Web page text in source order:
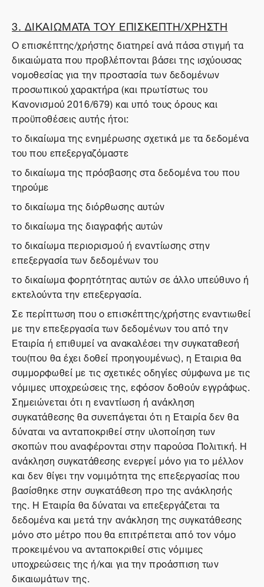
3. ΔΙΚΑΙΩΜΑΤΑ ΤΟΥ ΕΠΙΣΚΕΠΤΗ/ΧΡΗΣΤΗ
Ο επισκέπτης/χρήστης διατηρεί ανά πάσα στιγμή τα
δικαιώματα που προβλέπονται βάσει της ισχύουσας
νομοθεσίας για την προστασία των δεδομένων
προσωπικού χαρακτήρα (και πρωτίστως του
Κανονισμού 2016/679) και υπό τους όρους και
προϋποθέσεις αυτής ήτοι:
το δικαίωμα της ενημέρωσης σχετικά με τα δεδομένα
του που επεξεργαζόμαστε
το δικαίωμα της πρόσβασης στα δεδομένα του που
τηρούμε
το δικαίωμα της διόρθωσης αυτών
το δικαίωμα της διαγραφής αυτών
το δικαίωμα περιορισμού ή εναντίωσης στην
επεξεργασία των δεδομένων του
το δικαίωμα φορητότητας αυτών σε άλλο υπεύθυνο ή
εκτελούντα την επεξεργασία.
Σε περίπτωση που ο επισκέπτης/χρήστης εναντιωθεί
με την επεξεργασία των δεδομένων του από την
Εταιρία ή επιθυμεί να ανακαλέσει την συγκαταθεσή
του(που θα έχει δοθεί προηγουμένως), η Εταιρια θα
συμμορφωθεί με τις σχετικές οδηγίες σύμφωνα με τις
νόμιμες υποχρεώσεις της, εφόσον δοθούν εγγράφως.
Σημειώνεται ότι η εναντίωση ή ανάκληση
συγκατάθεσης θα συνεπάγεται ότι η Εταιρία δεν θα
δύναται να ανταποκριθεί στην υλοποίηση των
σκοπών που αναφέρονται στην παρούσα Πολιτική. Η
ανάκληση συγκατάθεσης ενεργεί μόνο για το μέλλον
και δεν θίγει την νομιμότητα της επεξεργασίας που
βασίσθηκε στην συγκατάθεση προ της ανάκλησής
της. Η Εταιρία θα δύναται να επεξεργάζεται τα
δεδομένα και μετά την ανάκληση της συγκατάθεσης
μόνο στο μέτρο που θα επιτρέπεται από τον νόμο
προκειμένου να ανταποκριθεί στις νόμιμες
υποχρεώσεις της ή/και για την προάσπιση των
δικαιωμάτων της.